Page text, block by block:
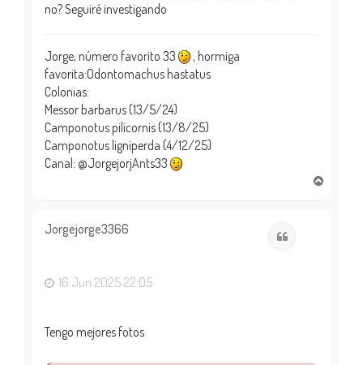
no? Seguiré investigando
Jorge, número favorito 33
, hormiga
favorita:Odontomachus hastatus
Colonias:
Messor barbarus (13/5/24)
Camponotus pilicornis (13/8/25)
Camponotus ligniperda (4/12/25)
Canal: @JorgejorjAnts33
Jorgejorge3366
16 Jun 2025 22:05
Tengo mejores fotos